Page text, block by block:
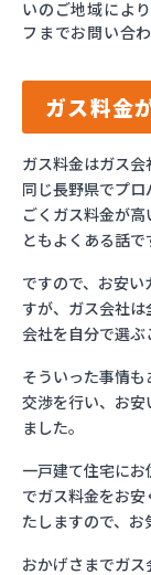
いのご地域によ
フまでお問い合
ガス料金
ガス料金はガス会
同じ長野県でプ
ごくガス料金が
ともよくある話で
ですので、お安
すが、ガス会社
会社を自分で選ぶ
そういった事情
交渉を行い、お
ました。
一戸建て住宅に
でガス料金をお
たしますので、お
おかげさまでガ